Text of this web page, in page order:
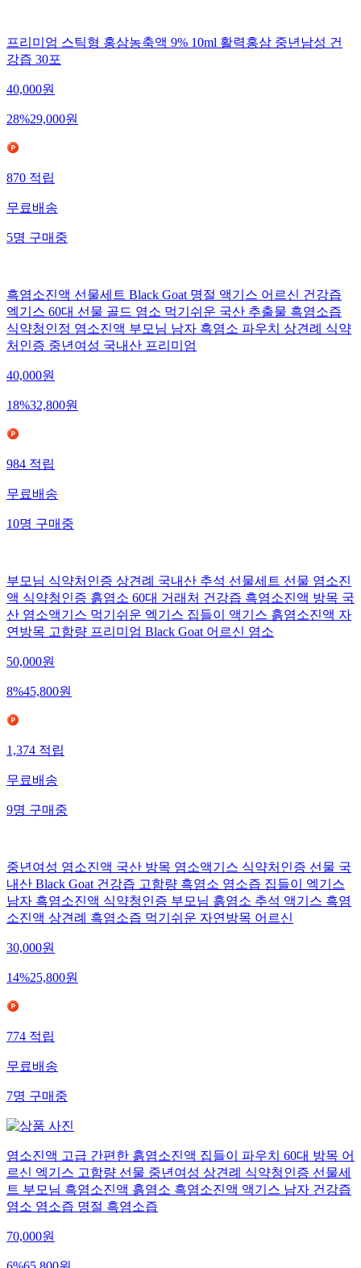
프리미엄 스틱형 홍삼농축액 9% 10ml 활력홍삼 중년남성 건
강즙 30포
40,000원
28%29,000원
870적립
무료배송
5명구매중
흑염소진액 선물세트 Black Goat 명절 액기스 어르신 건강즙
엑기스 60대 선물 골드 염소 먹기쉬운 국산 추출물 흑염소즙
식약청인정 염소진액 부모님 남자 흑염소 파우치 상견례 식약
처인증 중년여성 국내산 프리미엄
40,000원
18%32,800원
984적립
무료배송
10명구매중
부모님 식약처인증 상견례 국내산 추석 선물세트 선물 염소진
액 식약청인증 흙염소 60대 거래처 건강즙 흑염소진액 방목 국
산 염소액기스 먹기쉬운 엑기스 집들이 액기스 흙염소진액 자
연방목 고함량 프리미엄 Black Goat 어르신 염소
50,000원
8%45,800원
1,374적립
무료배송
9명구매중
중년여성 염소진액 국산 방목 염소액기스 식약처인증 선물 국
내산 Black Goat 건강즙 고함량 흑염소 염소즙 집들이 엑기스
남자 흑염소진액 식약청인증 부모님 흙염소 추석 액기스 흑염
소진액 상견례 흑염소즙 먹기쉬운 자연방목 어르신
30,000원
14%25,800원
774적립
무료배송
7명구매중
염소진액 고급 간편한 흙염소진액 집들이 파우치 60대 방목 어
르신 엑기스 고함량 선물 중년여성 상견례 식약청인증 선물세
트 부모님 흑염소진액 흙염소 흑염소진액 액기스 남자 건강즙
염소 염소즙 명절 흑염소즙
70,000원